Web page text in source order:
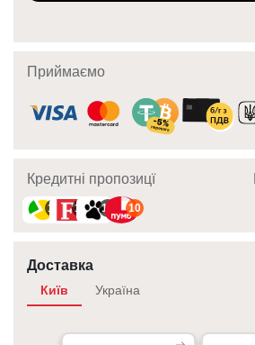
Приймаємо
Кредитні пропозицї
10 10 10 10
Доставка
Київ Україна